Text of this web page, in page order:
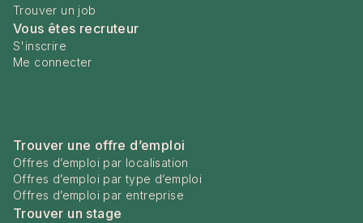
Trouver un job
Vous êtes recruteur
S'inscrire
Me connecter
Trouver une offre d’emploi
Offres d’emploi par localisation
Offres d’emploi par type d’emploi
Offres d’emploi par entreprise
Trouver un stage